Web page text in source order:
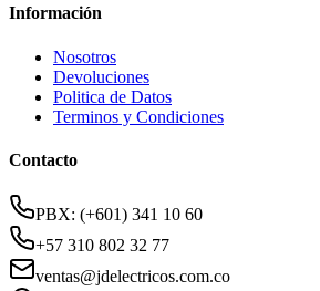
Información
Nosotros
Devoluciones
Politica de Datos
Terminos y Condiciones
Contacto
PBX: (+601) 341 10 60
+57 310 802 32 77
ventas@jdelectricos.com.co